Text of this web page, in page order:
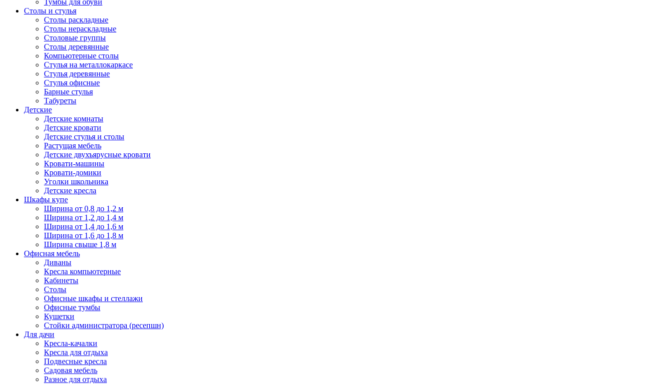
Тумбы для обуви
Столы и стулья
Столы раскладные
Столы нераскладные
Столовые группы
Столы деревянные
Компьютерные столы
Стулья на металлокаркасе
Стулья деревянные
Стулья офисные
Барные стулья
Табуреты
Детские
Детские комнаты
Детские кровати
Детские стулья и столы
Растущая мебель
Детские двухъярусные кровати
Кровати-машины
Кровати-домики
Уголки школьника
Детские кресла
Шкафы купе
Ширина от 0,8 до 1,2 м
Ширина от 1,2 до 1,4 м
Ширина от 1,4 до 1,6 м
Ширина от 1,6 до 1,8 м
Ширина свыше 1,8 м
Офисная мебель
Диваны
Кресла компьютерные
Кабинеты
Столы
Офисные шкафы и стеллажи
Офисные тумбы
Кушетки
Стойки администратора (ресепшн)
Для дачи
Кресла-качалки
Кресла для отдыха
Подвесные кресла
Садовая мебель
Разное для отдыха